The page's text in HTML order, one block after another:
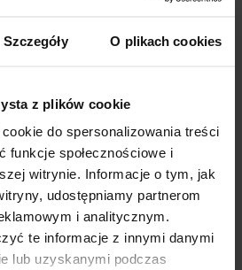
Szczegóły O plikach cookies
z plików cookie
do spersonalizowania treści
funkcje społecznościowe i
witrynie. Informacje o tym, jak
udostępniamy partnerom
i analitycznym.
te informacje z innymi danymi
lub uzyskanymi podczas